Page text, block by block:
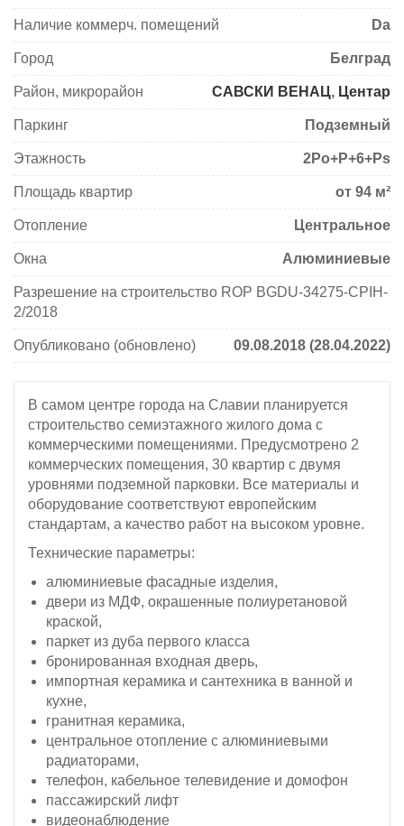
Наличие коммерч. помещений Da
Город Белград
Район, микрорайон САВСКИ ВЕНАЦ, Центар
Паркинг Подземный
Этажность 2Po+P+6+Ps
Площадь квартир от 94 м²
Отопление Центральное
Окна Алюминиевые
Разрешение на строительство ROP BGDU-34275-CPIH-
2/2018
Опубликовано (обновлено) 09.08.2018 (28.04.2022)
В самом центре города на Славии планируется
строительство семиэтажного жилого дома с
коммерческими помещениями. Предусмотрено 2
коммерческих помещения, 30 квартир с двумя
уровнями подземной парковки. Все материалы и
оборудование соответствуют европейским
стандартам, а качество работ на высоком уровне.
Технические параметры:
алюминиевые фасадные изделия,
двери из МДФ, окрашенные полиуретановой
краской,
паркет из дуба первого класса
бронированная входная дверь,
импортная керамика и сантехника в ванной и
кухне,
гранитная керамика,
центральное отопление с алюминиевыми
радиаторами,
телефон, кабельное телевидение и домофон
пассажирский лифт
видеонаблюдение